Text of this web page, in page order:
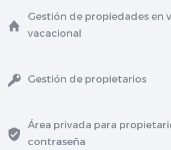
Gestión de propiedades en
vacacional
Gestión de propietarios
Área privada para
contraseña